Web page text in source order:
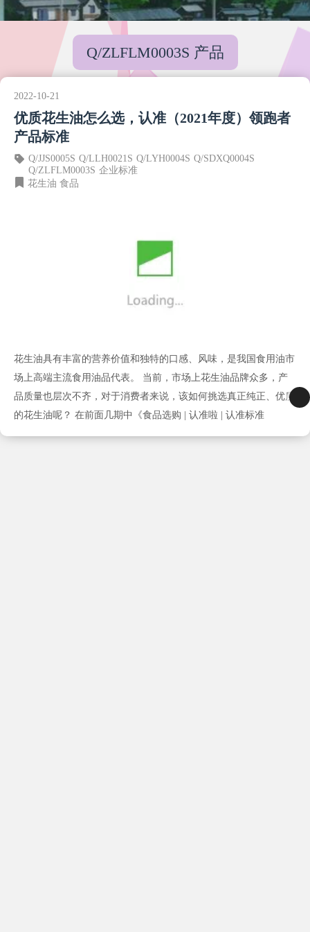
Q/ZLFLM0003S 产品
2022-10-21
优质花生油怎么选，认准（2021年度）领跑者
产品标准
Q/JJS0005S Q/LLH0021S Q/LYH0004S Q/SDXQ0004S
Q/ZLFLM0003S 企业标准
花生油 食品
花生油具有丰富的营养价值和独特的口感、风味，是我国食用油市
场上高端主流食用油品代表。 当前，市场上花生油品牌众多，产
品质量也层次不齐，对于消费者来说，该如何挑选真正纯正、优质
的花生油呢？ 在前面几期中《食品选购 | 认准啦 | 认准标准